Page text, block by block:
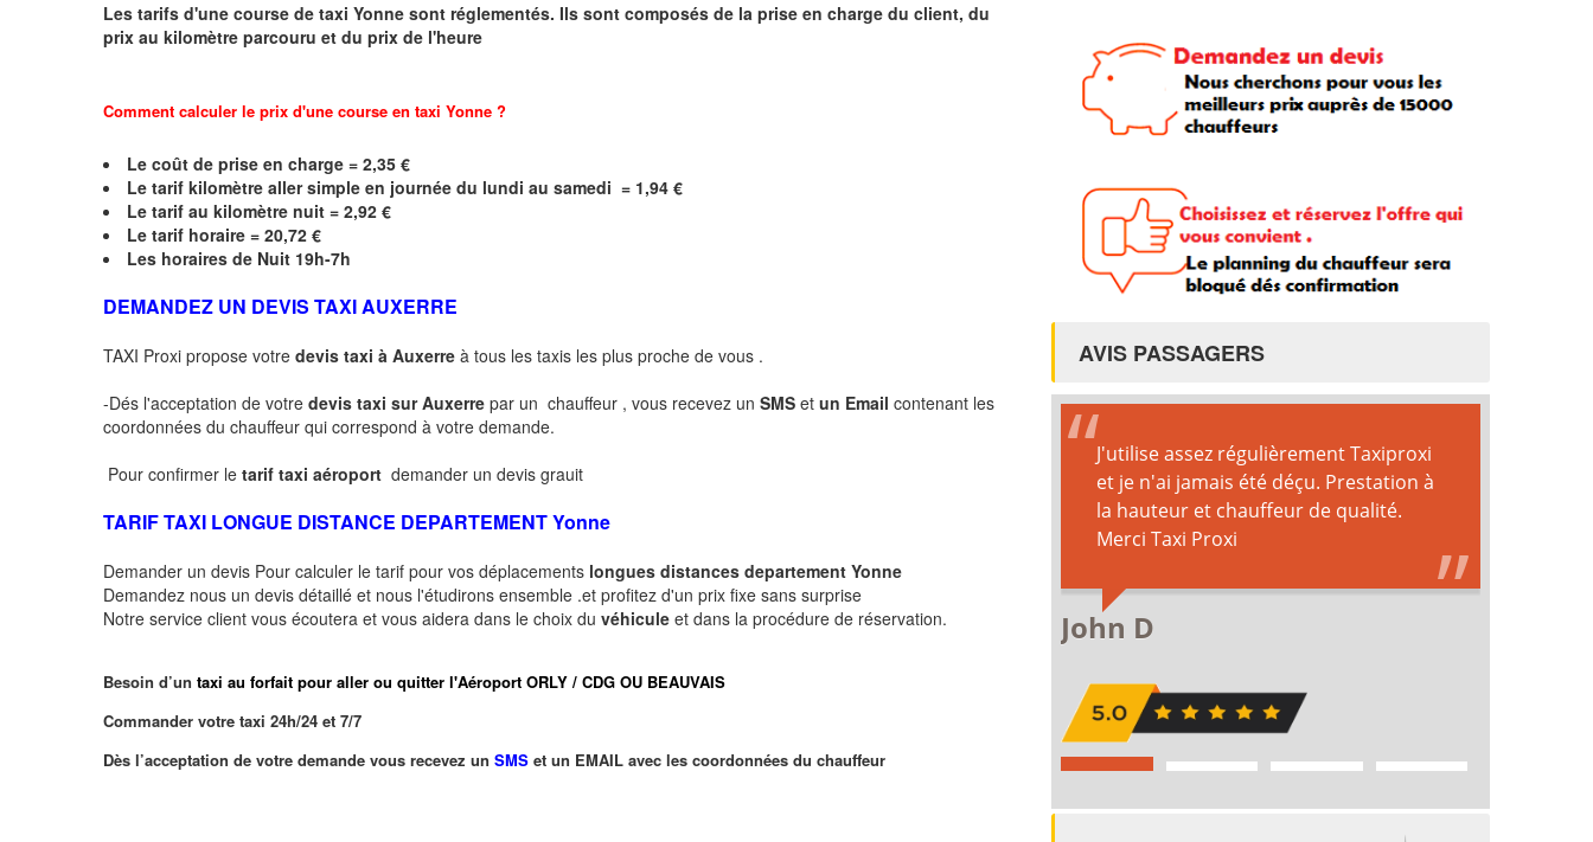
Les tarifs d'une course de taxi Yonne sont réglementés. Ils sont composés de la prise en charge du client, du
prix au kilomètre parcouru et du prix de l'heure
Comment calculer le prix d'une course en taxi Yonne ?
Le coût de prise en charge = 2,35 €
Le tarif kilomètre aller simple en journée du lundi au samedi = 1,94 €
Le tarif au kilomètre nuit = 2,92 €
Le tarif horaire = 20,72 €
Les horaires de Nuit 19h-7h
DEMANDEZ UN DEVIS TAXI AUXERRE
TAXI Proxi propose votre devis taxi à Auxerre à tous les taxis les plus proche de vous .
-Dés l'acceptation de votre devis taxi sur Auxerre par un chauffeur , vous recevez un SMS et un Email contenant les
coordonnées du chauffeur qui correspond à votre demande.
Pour confirmer le tarif taxi aéroport demander un devis grauit
TARIF TAXI LONGUE DISTANCE DEPARTEMENTYonne
Demander un devis Pour calculer le tarif pour vos déplacements longues distances departement Yonne
Demandez nous un devis détaillé et nous l'étudirons ensemble .et profitez d'un prix fixe sans surprise
Notre service client vous écoutera et vous aidera dans le choix du véhicule et dans la procédure de réservation.
Besoin d’un taxi au forfait pour aller ou quitter l'Aéroport ORLY / CDG OU BEAUVAIS
Commander votre taxi 24h/24 et 7/7
Dès l’acceptation de votre demande vous recevez un SMS et un EMAIL avec les coordonnées du chauffeur
AVIS PASSAGERS